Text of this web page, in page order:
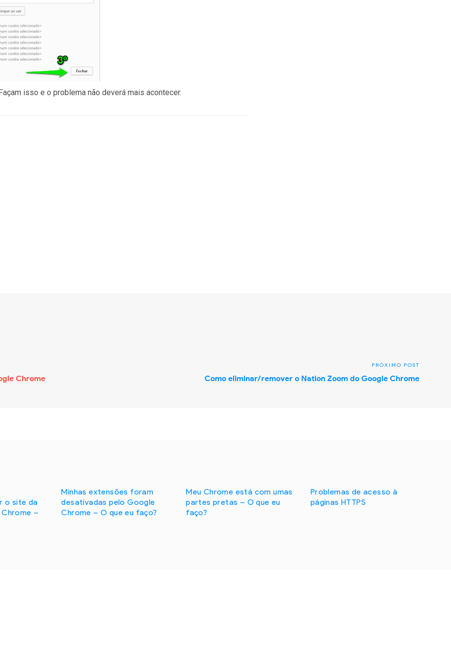
isso e o problema não deverá mais acontecer.
Chrome Como eliminar/remover o Nation Zoom do Google Chrome
o site da
–
Minhas extensões foram
desativadas pelo Google
Chrome – O que eu faço?
Meu Chrome está com umas
partes pretas – O que eu
faço?
Problemas de acesso à
páginas HTTPS